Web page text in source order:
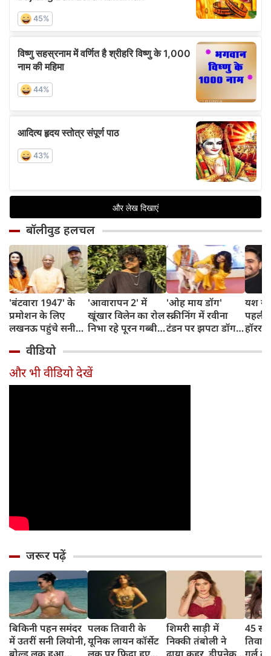
बॉलीवुड हलचल
'बंटवारा 1947' के
प्रमोशन के लिए
लखनऊ पहुंचे सनी
सीएम योगी से की
खास मुलाकात
'आवारापन 2' में
खूंखार विलेन का रोल
निभा रहे पूरन गब्बी
संग है खास रिश्ता
'ओह माय डॉग'
स्क्रीनिंग में रवीना
टंडन पर झपटा डॉग,
ने ऐसे दिखाई
यश
पहली
हॉरर
रोल
वीडियो
और भी वीडियो देखें
जरूर पढ़ें
बिकिनी पहन समंदर
में उतरीं सनी लियोनी,
पलक तिवारी के
यूनिक लायन कॉर्सेट
शिमरी साड़ी में
निक्की तंबोली ने
45